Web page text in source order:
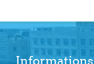
Informations